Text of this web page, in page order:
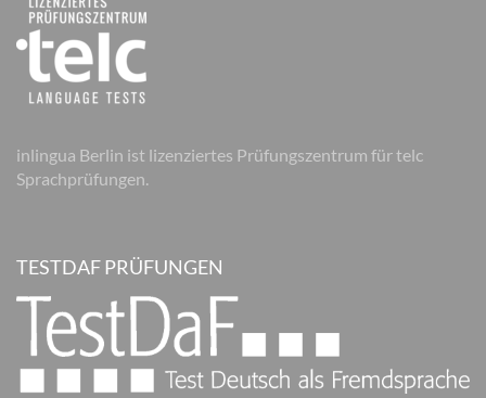
inlingua Berlin ist lizenziertes Prüfungszentrum für telc
Sprachprüfungen.
TESTDAF PRÜFUNGEN